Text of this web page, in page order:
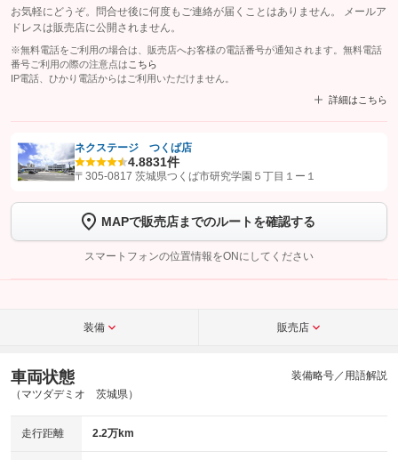
お気軽にどうぞ。問合せ後に何度もご連絡が届くことはありません。 メールア
ドレスは販売店に公開されません。
※無料電話をご利用の場合は、販売店へお客様の電話番号が通知されます。無料電話
番号ご利用の際の注意点は こちら
IP電話、ひかり電話からはご利用いただけません。
詳細はこちら
【STEP1】認証画面でグーネットを友だち追加してから「許可する」ボタンを押
トーク画面で
ボタンをタップして問い合わせを
完了してください。
こちら
ネクステージ つくば店
4.8831件
〒305-0817 茨城県つくば市研究学園５丁目１ー１
MAPで販売店までのルートを確認する
スマートフォンの位置情報をONにしてください
装備 販売店
車両状態
（マツダデミオ 茨城県）
装備略号／用語解説
走行距離 2.2万km